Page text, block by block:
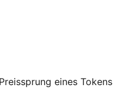
eines Tokens